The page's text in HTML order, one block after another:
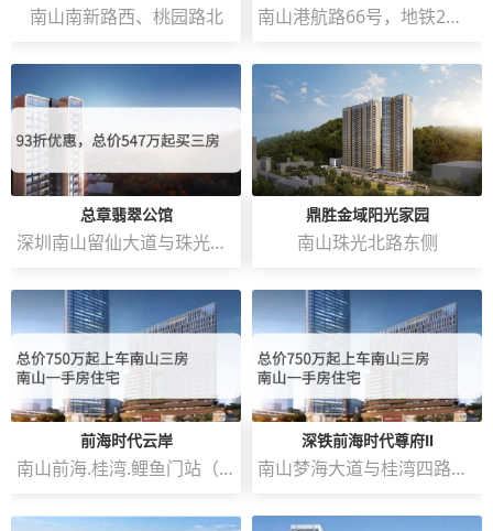
南山南新路西、桃园路北 南山港航路66号，地铁2号线和5号线赤湾地铁站C出口
总章翡翠公馆
深圳南山留仙大道与珠光北路交汇处
鼎胜金域阳光家园
南山珠光北路东侧
前海时代云岸
南山前海.桂湾.鲤鱼门站（深铁春泉文化艺术中心）
深铁前海时代尊府Ⅱ
南山梦海大道与桂湾四路交汇处东南角